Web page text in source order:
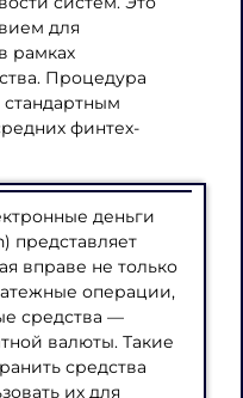
для
рамках
Процедура
финтех-
деньги
представляет
вправе не только
операции,
средства —
валюты. Такие
средства
их для